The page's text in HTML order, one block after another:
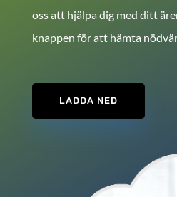
oss att hjälpa dig med ditt
knappen för att hämta
LADDA NED